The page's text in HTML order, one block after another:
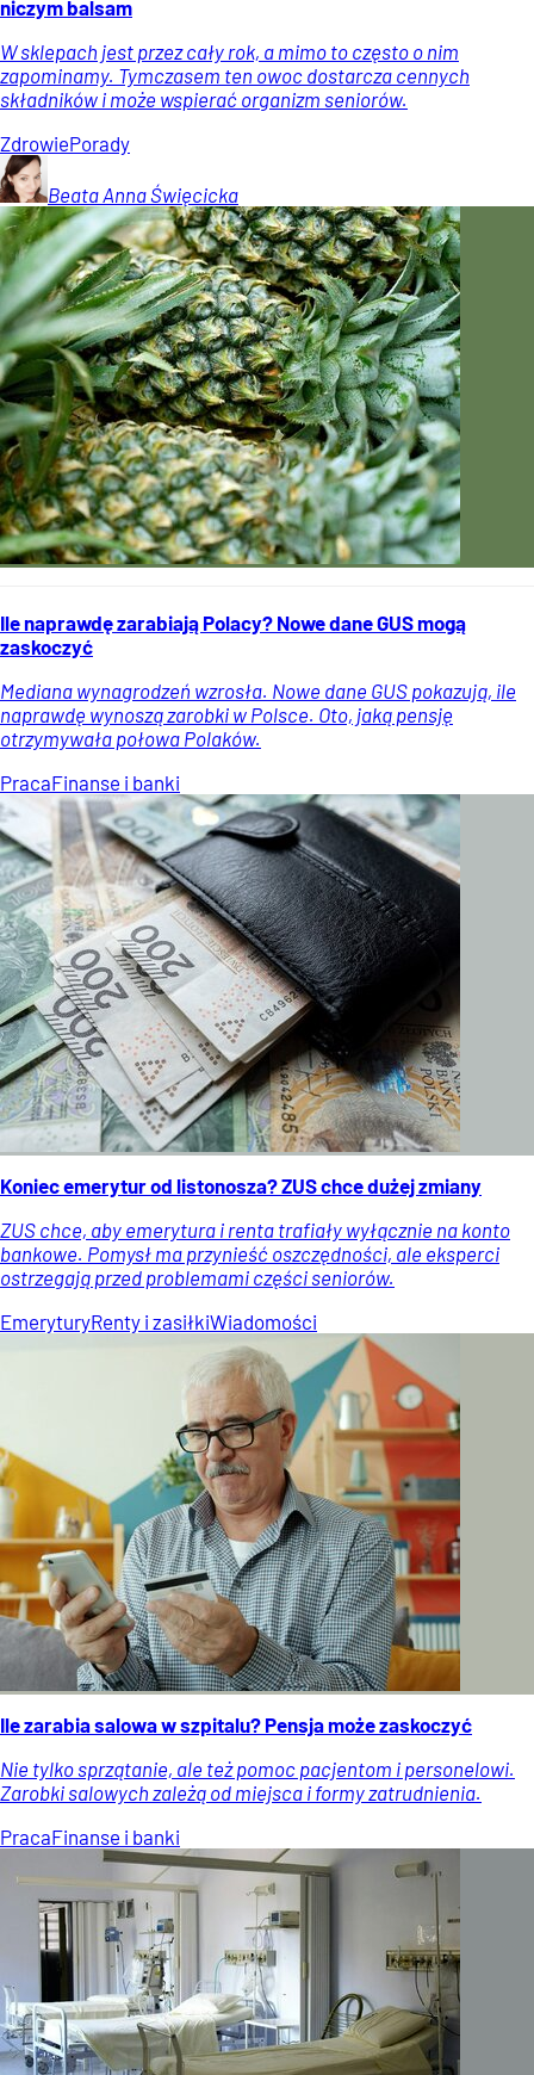
niczym balsam
W sklepach jest przez cały rok, a mimo to często o nim
zapominamy. Tymczasem ten owoc dostarcza cennych
składników i może wspierać organizm seniorów.
ZdrowiePorady
Beata Anna Święcicka
Ile naprawdę zarabiają Polacy? Nowe dane GUS mogą
zaskoczyć
Mediana wynagrodzeń wzrosła. Nowe dane GUS pokazują, ile
naprawdę wynoszą zarobki w Polsce. Oto, jaką pensję
otrzymywała połowa Polaków.
PracaFinanse i banki
Koniec emerytur od listonosza? ZUS chce dużej zmiany
ZUS chce, aby emerytura i renta trafiały wyłącznie na konto
bankowe. Pomysł ma przynieść oszczędności, ale eksperci
ostrzegają przed problemami części seniorów.
EmeryturyRenty i zasiłkiWiadomości
Ile zarabia salowa w szpitalu? Pensja może zaskoczyć
Nie tylko sprzątanie, ale też pomoc pacjentom i personelowi.
Zarobki salowych zależą od miejsca i formy zatrudnienia.
PracaFinanse i banki